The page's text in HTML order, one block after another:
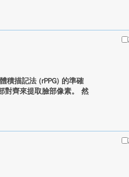
積描記法 (rPPG) 的準確
對齊來提取臉部像素。 然